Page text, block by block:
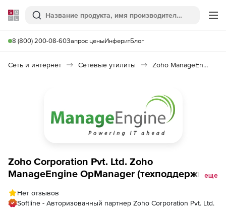
Softline
Поиск
8 (800) 200-08-60Запрос ценыИнферитБлог
Сеть и интернет Сетевые утилиты Zoho ManageEngine OpManager
Zoho Corporation Pvt. Ltd. Zoho
ManageEngine OpManager (техподдержка
Pack
еще
Нет отзывов
Softline - Авторизованный партнер Zoho Corporation Pvt. Ltd.